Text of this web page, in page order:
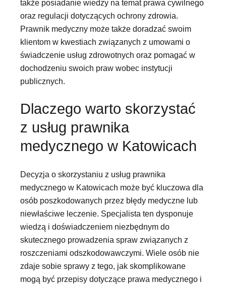
także posiadanie wiedzy na temat prawa cywilnego
oraz regulacji dotyczących ochrony zdrowia.
Prawnik medyczny może także doradzać swoim
klientom w kwestiach związanych z umowami o
świadczenie usług zdrowotnych oraz pomagać w
dochodzeniu swoich praw wobec instytucji
publicznych.
Dlaczego warto skorzystać
z usług prawnika
medycznego w Katowicach
Decyzja o skorzystaniu z usług prawnika
medycznego w Katowicach może być kluczowa dla
osób poszkodowanych przez błędy medyczne lub
niewłaściwe leczenie. Specjalista ten dysponuje
wiedzą i doświadczeniem niezbędnym do
skutecznego prowadzenia spraw związanych z
roszczeniami odszkodowawczymi. Wiele osób nie
zdaje sobie sprawy z tego, jak skomplikowane
mogą być przepisy dotyczące prawa medycznego i